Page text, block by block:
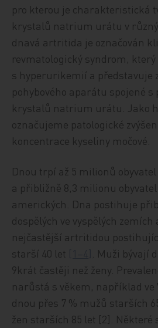
pro kterou je charakteristická
krystalů natrium urátu v
dnavá artritida je označován
revmatologický syndrom,
s hyperurikemií a představuje
pohybového aparátu spojené
krystalů natrium urátu. Jako
označujeme patologické
koncentrace kyseliny močové.
Dnou trpí až 5 milionů
a přibližně 8,3 milionu
amerických. Dna postihuje
dospělých ve vyspělých zemích
nejčastější artritidou
starší 40 let
. Muži bývají
9krát častěji než ženy.
narůstá s věkem, například
dnou přes 7 % mužů starších
žen starších 85 let [2]. Některé